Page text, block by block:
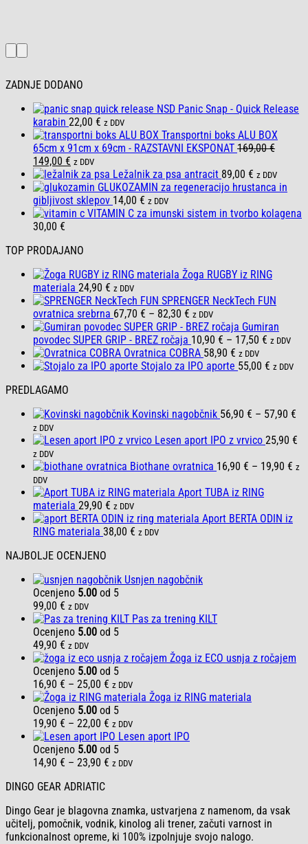
ZADNJE DODANO
NSD Panic Snap - Quick Release
karabin 22,00 € z DDV
Transportni boks ALU BOX
65cm x 91cm x 69cm - RAZSTAVNI EKSPONAT 169,00€
Izvirna
cena
je
bila:
169,00 €.
149,00 € Trenutna
cena
je:
149,00 €.
z DDV
Ležalnik za psa antracit 89,00 € z DDV
GLUKOZAMIN za regeneracijo hrustanca in
gibljivost sklepov 14,00 € z DDV
VITAMIN C za imunski sistem in tvorbo kolagena
30,00 €
TOP PRODAJANO
Žoga RUGBY iz RING
materiala 24,90 € z DDV
SPRENGER NeckTech FUN
ovratnica srebrna 67,70 € – 82,30 € Cenovni
razpon:
od
67,70 €
do
z DDV
Gumiran
povodec SUPER GRIP - BREZ ročaja 10,90 € – 17,50 € Cenovni
od
z DDV
Ovratnica COBRA 58,90 € z DDV
Stojalo za IPO aporte 55,00 € z DDV
PREDLAGAMO
Kovinski nagobčnik 56,90 € – 57,90 €
od
do
z DDV
Lesen aport IPO z vrvico 25,90 €
z DDV
Biothane ovratnica 16,90 € – 19,90 €
do
z
DDV
Aport TUBA iz RING
materiala 29,90 € z DDV
Aport BERTA ODIN iz
RING materiala 38,00 € z DDV
NAJBOLJE OCENJENO
Usnjen nagobčnik
Ocenjeno 5.00 od 5
99,00 € z DDV
Pas za trening KILT
Ocenjeno 5.00 od 5
49,90 € z DDV
Žoga iz ECO usnja z ročajem
Ocenjeno 5.00 od 5
16,90 € – 25,00 € Cenovni
razpon:
od
16,90 €
do
25,00 €
z DDV
Žoga iz RING materiala
Ocenjeno 5.00 od 5
19,90 € – 22,00 € Cenovni
razpon:
od
19,90 €
z DDV
Lesen aport IPO
Ocenjeno 5.00 od 5
14,90 € – 23,90 € Cenovni
do
23,90 €
z DDV
DINGO GEAR ADRIATIC
Dingo Gear je blagovna znamka, ustvarjena z namenom, da vsak
učitelj, pomočnik, vodnik, kinolog ali trener, začuti varnost in
funkcionalnost opreme, ki 100% izpolnjuje svojo nalogo.